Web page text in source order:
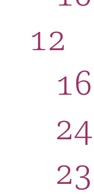
12
16
24
23